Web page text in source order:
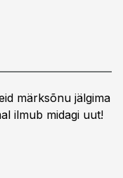
märksõnu jälgima
ilmub midagi uut!